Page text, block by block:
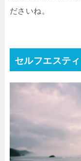
ださいね。
セルフエステ